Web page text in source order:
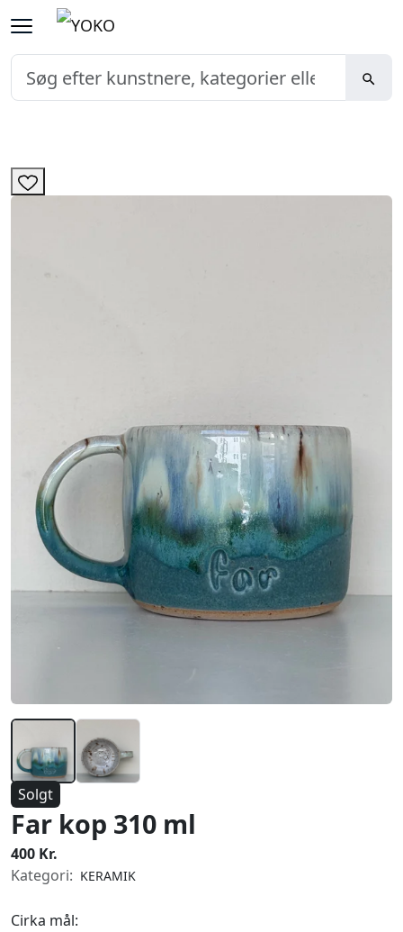
Solgt
Far kop 310 ml
400 Kr.
Kategori: KERAMIK
Cirka mål: